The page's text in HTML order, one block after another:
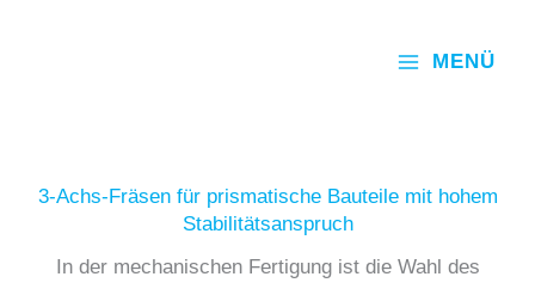
MENÜ
3-Achs-Fräsen für prismatische Bauteile mit hohem
Stabilitätsanspruch
In der mechanischen Fertigung ist die Wahl des